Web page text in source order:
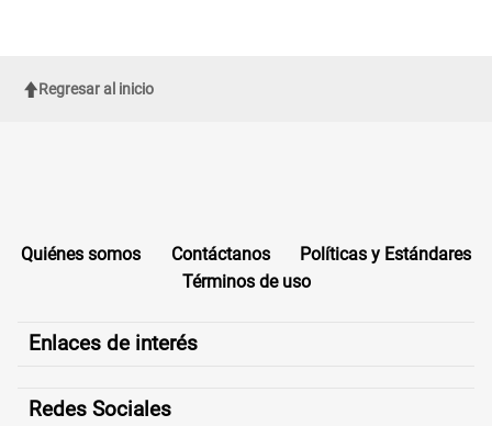
Regresar al inicio
Quiénes somos Contáctanos
Políticas y Estándares
Términos de uso
Enlaces de interés
Redes Sociales